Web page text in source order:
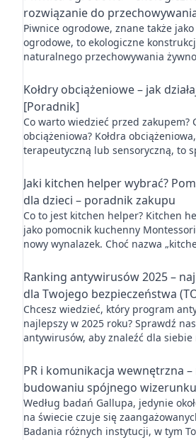
rozwiązanie do
Piwnice ogrodowe, znane także
ogrodowe, to ekologiczne
naturalnego przechowywania
Kołdry obciążeniowe – jak
[Poradnik]
Co warto wiedzieć przed zakupem?
obciążeniowa? Kołdra
terapeutyczną lub sensoryczną, to
Jaki kitchen helper wybrać?
dla dzieci – poradnik zakupu
Co to jest kitchen helper? Kitchen
jako pomocnik kuchenny
nowy wynalazek. Choć nazwa
Ranking antywirusów 2025 –
dla Twojego bezpieczeństwa
Chcesz wiedzieć, który program
najlepszy w 2025 roku? Sprawdź
antywirusów, aby znaleźć dla
PR i komunikacja wewnętrzna
budowaniu spójnego wizerunku
Według badań Gallupa, jedynie
na świecie czuje się
Badania różnych instytucji, w tym